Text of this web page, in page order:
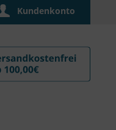
Kundenkonto